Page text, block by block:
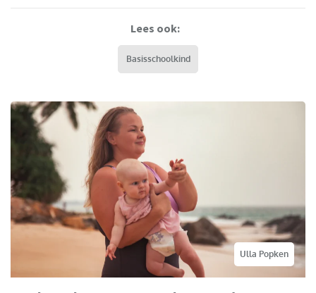
Lees ook:
Basisschoolkind
Ulla Popken